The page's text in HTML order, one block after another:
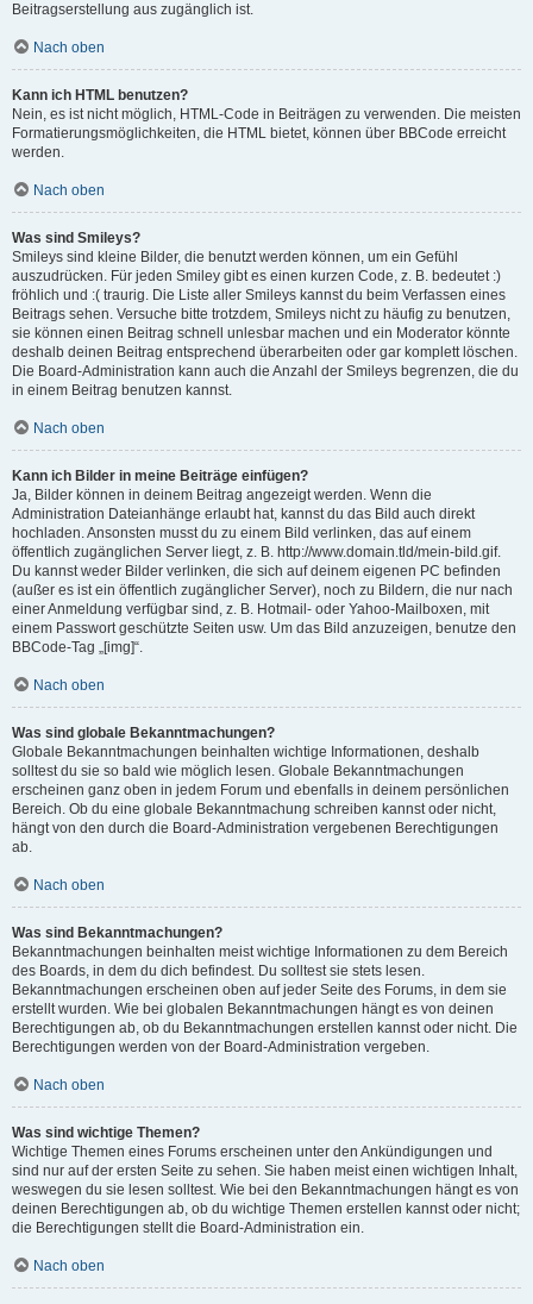
Beitragserstellung aus zugänglich ist.
Nach oben
Kann ich HTML benutzen?
Nein, es ist nicht möglich, HTML-Code in Beiträgen zu verwenden. Die meisten
Formatierungsmöglichkeiten, die HTML bietet, können über BBCode erreicht
werden.
Nach oben
Was sind Smileys?
Smileys sind kleine Bilder, die benutzt werden können, um ein Gefühl
auszudrücken. Für jeden Smiley gibt es einen kurzen Code, z. B. bedeutet :)
fröhlich und :( traurig. Die Liste aller Smileys kannst du beim Verfassen eines
Beitrags sehen. Versuche bitte trotzdem, Smileys nicht zu häufig zu benutzen,
sie können einen Beitrag schnell unlesbar machen und ein Moderator könnte
deshalb deinen Beitrag entsprechend überarbeiten oder gar komplett löschen.
Die Board-Administration kann auch die Anzahl der Smileys begrenzen, die du
in einem Beitrag benutzen kannst.
Nach oben
Kann ich Bilder in meine Beiträge einfügen?
Ja, Bilder können in deinem Beitrag angezeigt werden. Wenn die
Administration Dateianhänge erlaubt hat, kannst du das Bild auch direkt
hochladen. Ansonsten musst du zu einem Bild verlinken, das auf einem
öffentlich zugänglichen Server liegt, z. B. http://www.domain.tld/mein-bild.gif.
Du kannst weder Bilder verlinken, die sich auf deinem eigenen PC befinden
(außer es ist ein öffentlich zugänglicher Server), noch zu Bildern, die nur nach
einer Anmeldung verfügbar sind, z. B. Hotmail- oder Yahoo-Mailboxen, mit
einem Passwort geschützte Seiten usw. Um das Bild anzuzeigen, benutze den
BBCode-Tag „[img]“.
Nach oben
Was sind globale Bekanntmachungen?
Globale Bekanntmachungen beinhalten wichtige Informationen, deshalb
solltest du sie so bald wie möglich lesen. Globale Bekanntmachungen
erscheinen ganz oben in jedem Forum und ebenfalls in deinem persönlichen
Bereich. Ob du eine globale Bekanntmachung schreiben kannst oder nicht,
hängt von den durch die Board-Administration vergebenen Berechtigungen
ab.
Nach oben
Was sind Bekanntmachungen?
Bekanntmachungen beinhalten meist wichtige Informationen zu dem Bereich
des Boards, in dem du dich befindest. Du solltest sie stets lesen.
Bekanntmachungen erscheinen oben auf jeder Seite des Forums, in dem sie
erstellt wurden. Wie bei globalen Bekanntmachungen hängt es von deinen
Berechtigungen ab, ob du Bekanntmachungen erstellen kannst oder nicht. Die
Berechtigungen werden von der Board-Administration vergeben.
Nach oben
Was sind wichtige Themen?
Wichtige Themen eines Forums erscheinen unter den Ankündigungen und
sind nur auf der ersten Seite zu sehen. Sie haben meist einen wichtigen Inhalt,
weswegen du sie lesen solltest. Wie bei den Bekanntmachungen hängt es von
deinen Berechtigungen ab, ob du wichtige Themen erstellen kannst oder nicht;
die Berechtigungen stellt die Board-Administration ein.
Nach oben